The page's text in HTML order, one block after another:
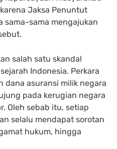
Jaksa Penuntut
sama-sama mengajukan
salah satu skandal
Indonesia. Perkara
dana asuransi milik negara
pada kerugian negara
Oleh sebab itu, setiap
selalu mendapat sorotan
hukum, hingga